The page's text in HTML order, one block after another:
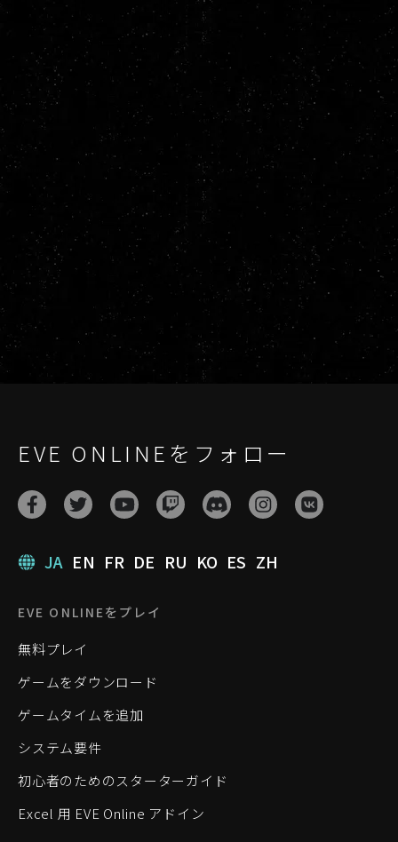
EVE ONLINEをフォロー
JA EN FR DE RU KO ES ZH
EVE ONLINEをプレイ
無料プレイ
ゲームをダウンロード
ゲームタイムを追加
システム要件
初心者のためのスターターガイド
Excel 用 EVE Online アドイン